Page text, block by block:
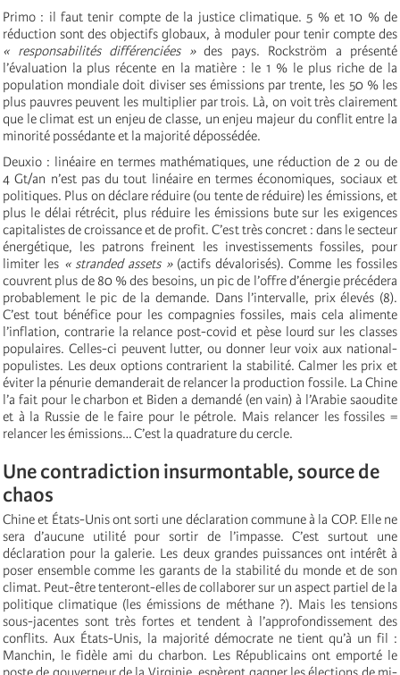
Primo : il faut tenir compte de la justice climatique. 5 % et 10 % de
réduction sont des objectifs globaux, à moduler pour tenir compte des
« responsabilités différenciées »des pays. Rockström a présenté
l’évaluation la plus récente en la matière : le 1 % le plus riche de la
population mondiale doit diviser ses émissions par trente, les 50 % les
plus pauvres peuvent les multiplier par trois. Là, on voit très clairement
que le climat est un enjeu de classe, un enjeu majeur du conflit entre la
minorité possédante et la majorité dépossédée.
Deuxio : linéaire en termes mathématiques, une réduction de 2 ou de
4 Gt/an n’est pas du tout linéaire en termes économiques, sociaux et
politiques. Plus on déclare réduire (ou tente de réduire) les émissions, et
plus le délai rétrécit, plus réduire les émissions bute sur les exigences
capitalistes de croissance et de profit. C’est très concret : dans le secteur
énergétique, les patrons freinent les investissements fossiles, pour
limiter les « stranded assets »(actifs dévalorisés). Comme les fossiles
couvrent plus de 80 % des besoins, un pic de l’offre d’énergie précédera
probablement le pic de la demande. Dans l’intervalle, prix élevés (8).
C’est tout bénéfice pour les compagnies fossiles, mais cela alimente
l’inflation, contrarie la relance post-covid et pèse lourd sur les classes
populaires. Celles-ci peuvent lutter, ou donner leur voix aux national-
populistes. Les deux options contrarient la stabilité. Calmer les prix et
éviter la pénurie demanderait de relancer la production fossile. La Chine
l’a fait pour le charbon et Biden a demandé (en vain) à l’Arabie saoudite
et à la Russie de le faire pour le pétrole. Mais relancer les fossiles =
relancer les émissions… C’est la quadrature du cercle.
Une contradiction insurmontable, source de
chaos
Chine et États-Unis ont sorti une déclaration commune à la COP. Elle ne
sera d’aucune utilité pour sortir de l’impasse. C’est surtout une
déclaration pour la galerie. Les deux grandes puissances ont intérêt à
poser ensemble comme les garants de la stabilité du monde et de son
climat. Peut-être tenteront-elles de collaborer sur un aspect partiel de la
politique climatique (les émissions de méthane ?). Mais les tensions
sous-jacentes sont très fortes et tendent à l’approfondissement des
conflits. Aux États-Unis, la majorité démocrate ne tient qu’à un fil :
Manchin, le fidèle ami du charbon. Les Républicains ont emporté le